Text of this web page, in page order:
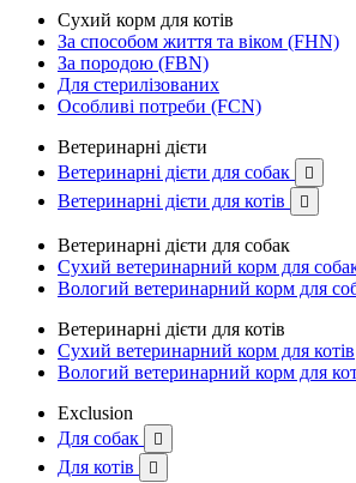
Сухий корм для котів
За способом життя та віком (FHN)
За породою (FBN)
Для стерилізованих
Особливі потреби (FCN)
Ветеринарні дієти
Ветеринарні дієти для собак

Ветеринарні дієти для котів 
Ветеринарні дієти для собак
Сухий ветеринарний корм для
Вологий ветеринарний корм для
Ветеринарні дієти для котів
Сухий ветеринарний корм для котів
Вологий ветеринарний корм для
Exclusion
Для собак

Для котів 